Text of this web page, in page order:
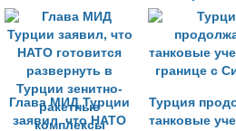
Глава МИД Турции
заявил, что НАТО
Турция
танковые